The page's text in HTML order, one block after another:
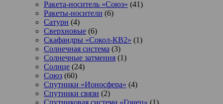
Ракета-носитель «Союз» (41)
Ракеты-носители (6)
Сатурн (4)
Сверхновые (6)
Скафандры «Сокол-КВ2» (1)
Солнечная система (3)
Солнечные затмения (1)
Солнце (24)
Союз (60)
Спутники «Ионосфера» (4)
Спутники связи (2)
Спутниковая система «Гонец» (1)